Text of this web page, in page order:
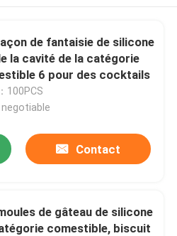
de fantaisie de silicone
la cavité de la catégorie
6 pour des cocktails
100PCS
negotiable
Contact
de gâteau de silicone
comestible, biscuit